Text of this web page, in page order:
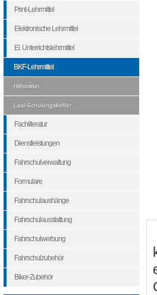
Print-Lehrmittel
Elektronische Lehrmittel
El. Unterrichtslehrmittel
BKF-Lehrmittel
Hilfsmittel
Lasi-Schulungskoffer
Fachliteratur
Dienstleistungen
Fahrschulverwaltung
Formulare
Fahrschulaushänge
Fahrschulausstattung
Fahrschulwerbung
Fahrschulzubehör
Biker-Zubehör